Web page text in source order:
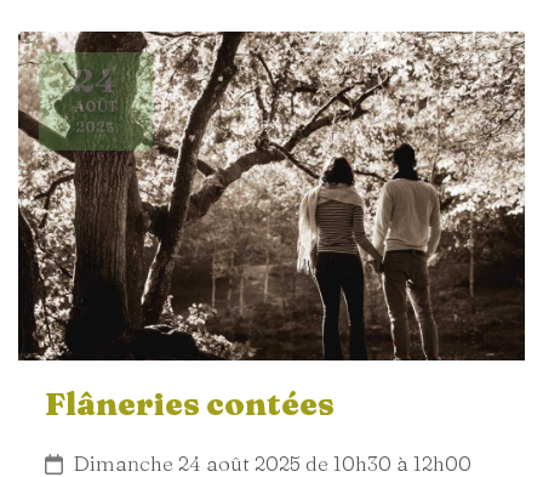
24
AOÛT
2025
Flâneries contées
Dimanche 24 août 2025 de 10h30 à 12h00